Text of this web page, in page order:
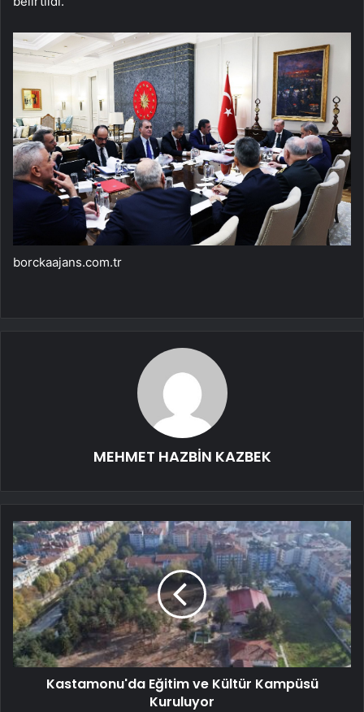
borckaajans.com.tr
MEHMET HAZBİN KAZBEK
Kastamonu'da Eğitim ve Kültür Kampüsü
Kuruluyor